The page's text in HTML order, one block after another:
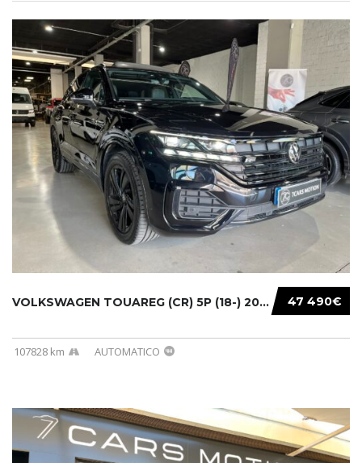
47 490€
VOLKSWAGEN TOUAREG (CR) 5P (18-) 2021...
107828 km AUTOMATICO